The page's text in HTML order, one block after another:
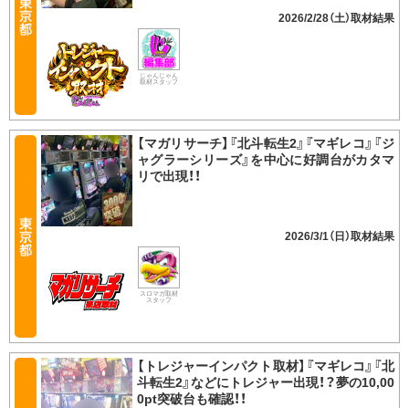
2026/2/28（土）
じゃんじゃん
取材スタッフ
【マガリサーチ】『北斗転生2』『マギレコ』『ジ
ャグラーシリーズ』を中心に好調台がカタマ
リで出現！！
2026/3/1（日）
スロマガ取材
スタッフ
【トレジャーインパクト取材】『マギレコ』『北
斗転生2』などにトレジャー出現！？夢の10,00
0pt突破台も確認！！